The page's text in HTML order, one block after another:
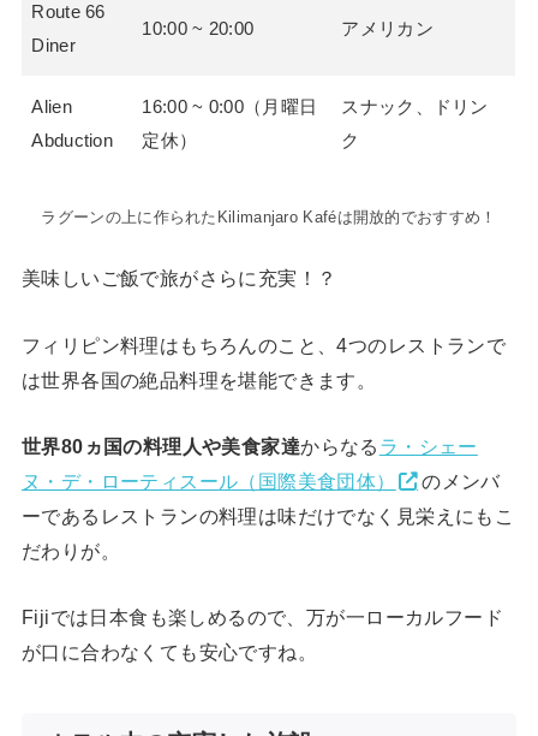
Route 66
Diner
10:00 ~ 20:00 アメリカン
Alien
Abduction
16:00 ~ 0:00（月曜日
定休）
スナック、ドリン
ク
ラグーンの上に作られたKilimanjaro Kaféは開放的でおすすめ！
美味しいご飯で旅がさらに充実！？
フィリピン料理はもちろんのこと、4つのレストランで
は世界各国の絶品料理を堪能できます。
世界80ヵ国の料理人や美食家達からなる ラ・シェー
ヌ・デ・ローティスール（国際美食団体）
のメンバ
ーであるレストランの料理は味だけでなく見栄えにもこ
だわりが。
Fijiでは日本食も楽しめるので、万が一ローカルフード
が口に合わなくても安心ですね。